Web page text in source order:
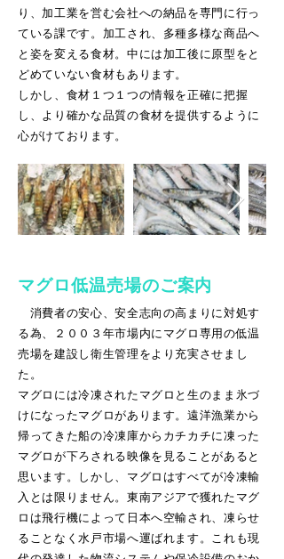
り、加工業を営む会社への納品を専門に行っ
ている課です。加工され、多種多様な商品へ
と姿を変える食材。中には加工後に原型をと
どめていない食材もあります。
しかし、食材１つ１つの情報を正確に把握
し、より確かな品質の食材を提供するように
心がけております。
マグロ低温売場のご案内
消費者の安心、安全志向の高まりに対処す
る為、２００３年市場内にマグロ専用の低温
売場を建設し衛生管理をより充実させまし
た。
マグロには冷凍されたマグロと生のまま氷づ
けになったマグロがあります。遠洋漁業から
帰ってきた船の冷凍庫からカチカチに凍った
マグロが下ろされる映像を見ることがあると
思います。しかし、マグロはすべてが冷凍輸
入とは限りません。東南アジアで獲れたマグ
ロは飛行機によって日本へ空輸され、凍らせ
ることなく水戸市場へ運ばれます。これも現